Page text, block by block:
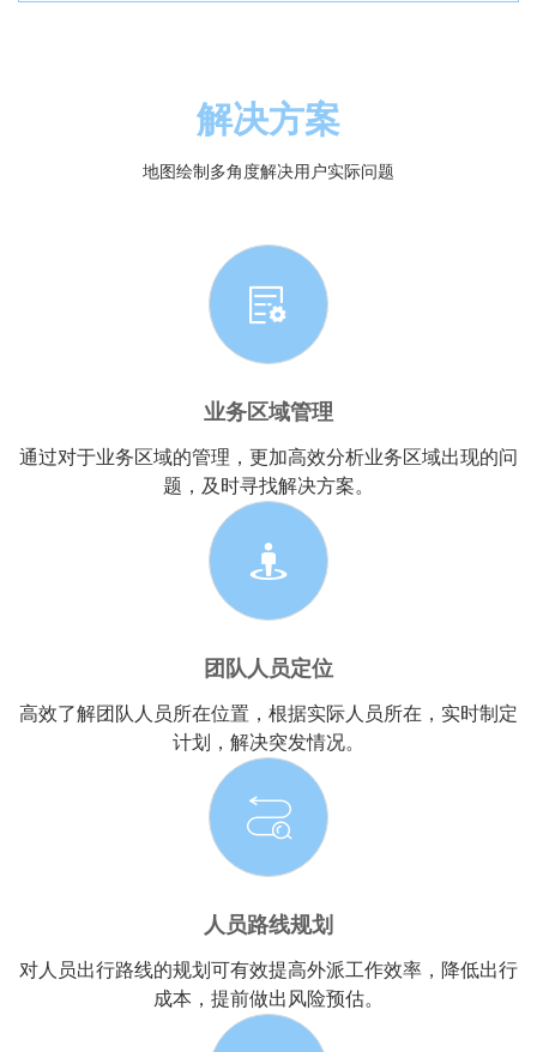
解决方案
地图绘制多角度解决用户实际问题
业务区域管理
通过对于业务区域的管理，更加高效分析业务区域出现的问
题，及时寻找解决方案。
团队人员定位
高效了解团队人员所在位置，根据实际人员所在，实时制定
计划，解决突发情况。
人员路线规划
对人员出行路线的规划可有效提高外派工作效率，降低出行
成本，提前做出风险预估。